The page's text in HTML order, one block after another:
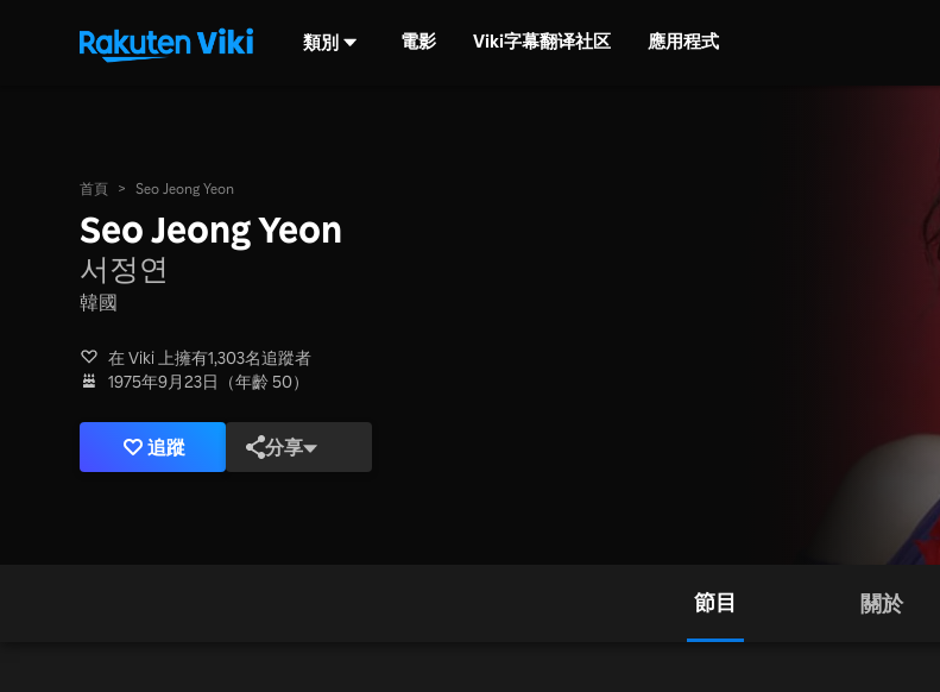
類別 電影 Viki字幕翻译社区 應用程式
首頁 > Seo Jeong Yeon
Seo Jeong Yeon
서정연
韓國
在 Viki 上擁有1,303名追蹤者
1975年9月23日（年齡 50）
追蹤 分享
節目 關於